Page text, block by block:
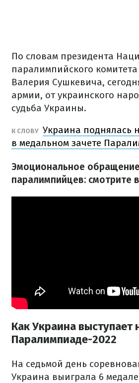
По словам президента
паралимпийского
Валерия Сушкевича,
армии, от украинского
судьба Украины.
К СЛОВУ Украина поднялась
в медальном зачете
Эмоциональное
паралимпийцев: смотрите
Как Украина выступает
Паралимпиаде-2022
На седьмой день
Украина выиграла 6